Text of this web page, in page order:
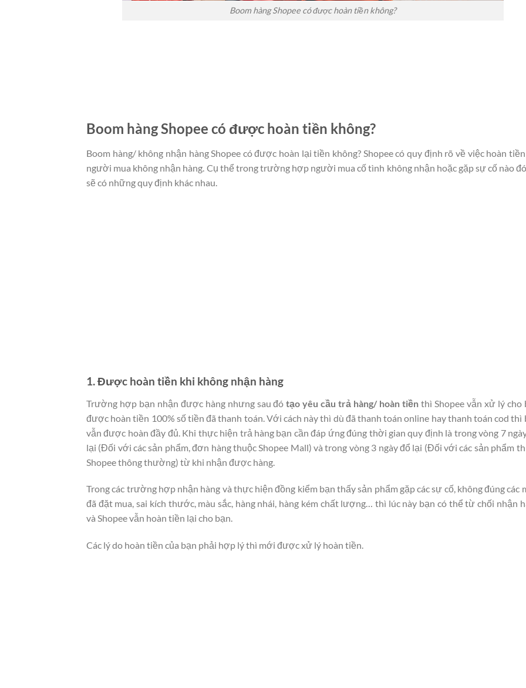
Boom hàng Shopee có được hoàn tiền không?
Boom hàng Shopee có được hoàn tiền không?
Boom hàng/ không nhận hàng Shopee có được hoàn lại tiền không? Shopee có quy định rõ về việc hoàn
người mua không nhận hàng. Cụ thể trong trường hợp người mua cố tình không nhận hoặc gặp sự cố nào
sẽ có những quy định khác nhau.
1. Được hoàn tiền khi không nhận hàng
Trường hợp bạn nhận được hàng nhưng sau đótạo yêu cầu trả hàng/ hoàn tiềnthì Shopee vẫn xử lý cho
được hoàn tiền 100% số tiền đã thanh toán. Với cách này thì dù đã thanh toán online hay thanh toán cod thì
vẫn được hoàn đầy đủ. Khi thực hiện trả hàng bạn cần đáp ứng đúng thời gian quy định là trong vòng 7
lại (Đối với các sản phẩm, đơn hàng thuộc Shopee Mall) và trong vòng 3 ngày đổ lại (Đối với các sản phẩm
Shopee thông thường) từ khi nhận được hàng.
Trong các trường hợp nhận hàng và thực hiện đồng kiểm bạn thấy sản phẩm gặp các sự cố, không đúng các
đã đặt mua, sai kích thước, màu sắc, hàng nhái, hàng kém chất lượng… thì lúc này bạn có thể từ chối nhận
và Shopee vẫn hoàn tiền lại cho bạn.
Các lý do hoàn tiền của bạn phải hợp lý thì mới được xử lý hoàn tiền.